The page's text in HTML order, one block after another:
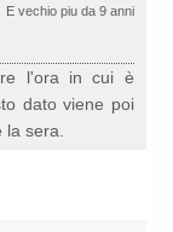
E vechio piu da 9 anni
l'ora in cui è
dato viene poi
sera.